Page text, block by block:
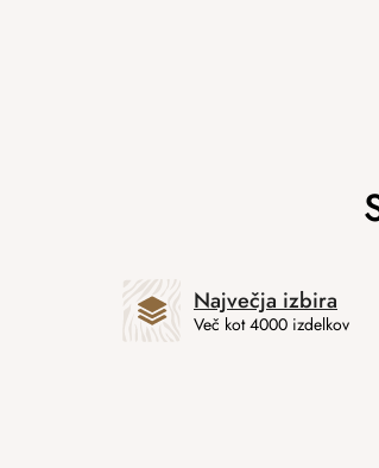
Največja izbira
Več kot 4000 izdelkov